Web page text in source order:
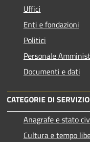
Uffici
Enti e fondazioni
Politici
Personale
Documenti e dati
CATEGORIE DI SERVIZIO
Anagrafe e stato
Cultura e tempo